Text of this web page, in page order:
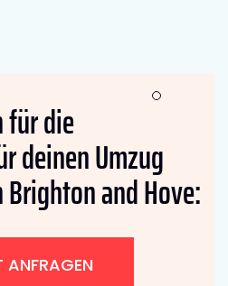
für die
deinen Umzug
and Hove:
ANFRAGEN